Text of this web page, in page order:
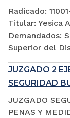
Radicado:
Titular: Yesica
Demandados:
Superior del
JUZGADO 2
SEGURIDAD
JUZGADO
PENAS Y